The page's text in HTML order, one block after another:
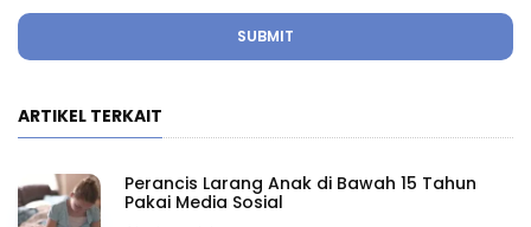
SUBMIT
ARTIKEL TERKAIT
Perancis Larang Anak di Bawah 15 Tahun
Pakai Media Sosial